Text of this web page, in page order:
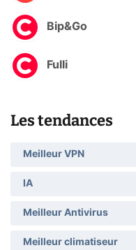
Bip&Go
Fulli
Les tendances
Meilleur VPN
IA
Meilleur Antivirus
Meilleur climatiseur